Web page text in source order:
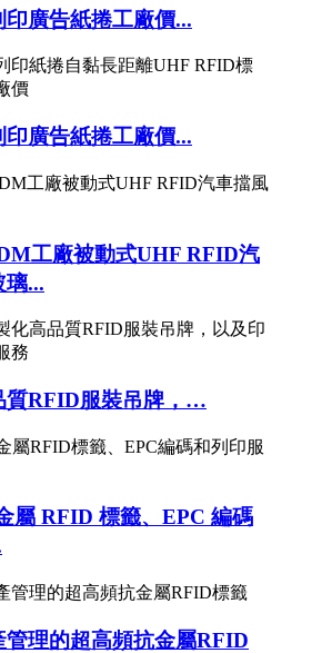
印廣告紙捲工廠價...
印廣告紙捲工廠價...
工廠被動式UHF RFID汽
璃...
質RFID服裝吊牌，…
屬 RFID 標籤、EPC 編碼
管理的超高頻抗金屬RFID